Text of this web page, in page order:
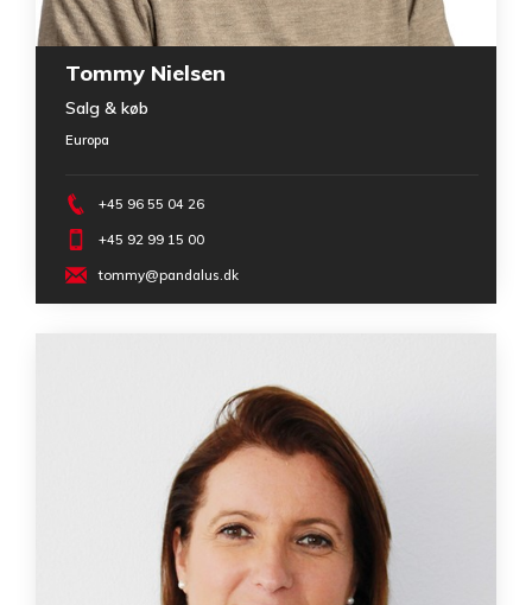
Tommy Nielsen
Salg & køb
Europa
+45 96 55 04 26
+45 92 99 15 00
tommy@pandalus.dk